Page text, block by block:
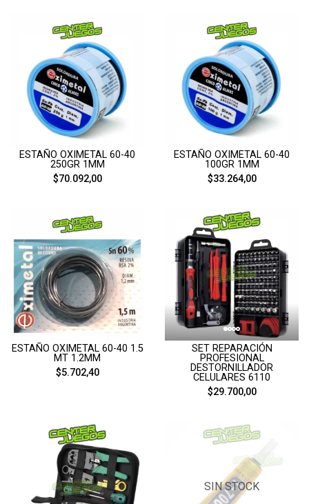
ESTAÑO OXIMETAL 60-40
250GR 1MM
$70.092,00
ESTAÑO OXIMETAL 60-40
100GR 1MM
$33.264,00
ESTAÑO OXIMETAL 60-40 1.5
MT 1.2MM
$5.702,40
SET REPARACIÓN
PROFESIONAL
DESTORNILLADOR
CELULARES 6110
$29.700,00
SIN STOCK